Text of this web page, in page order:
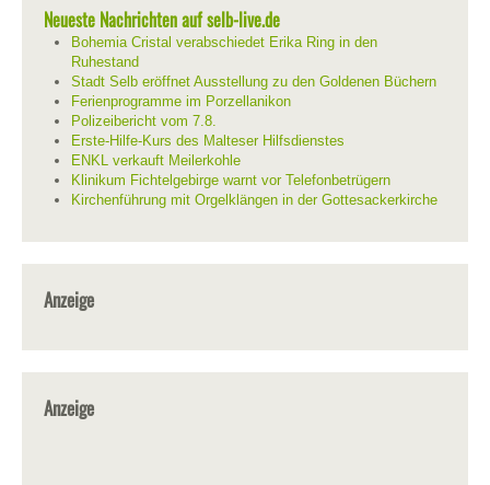
Neueste Nachrichten auf selb-live.de
Bohemia Cristal verabschiedet Erika Ring in den
Ruhestand
Stadt Selb eröffnet Ausstellung zu den Goldenen Büchern
Ferienprogramme im Porzellanikon
Polizeibericht vom 7.8.
Erste-Hilfe-Kurs des Malteser Hilfsdienstes
ENKL verkauft Meilerkohle
Klinikum Fichtelgebirge warnt vor Telefonbetrügern
Kirchenführung mit Orgelklängen in der Gottesackerkirche
Anzeige
Anzeige